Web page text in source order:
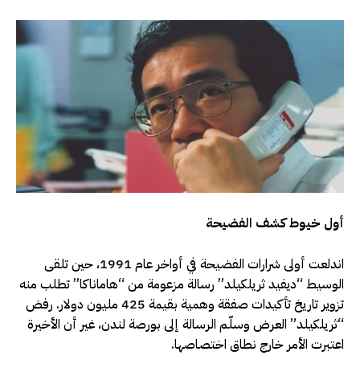
أول خيوط كشف الفضيحة
اندلعت أولى شرارات الفضيحة في أواخر عام 1991، حين تلقى
الوسيط “ديفيد ثريلكيلد” رسالة مزعومة من “هاماناكا” تطلب منه
تزوير تاريخ تأكيدات صفقة وهمية بقيمة 425 مليون دولار. رفض
“ثريلكيلد” العرض وسلّم الرسالة إلى بورصة لندن، غير أن الأخيرة
اعتبرت الأمر خارج نطاق اختصاصها.